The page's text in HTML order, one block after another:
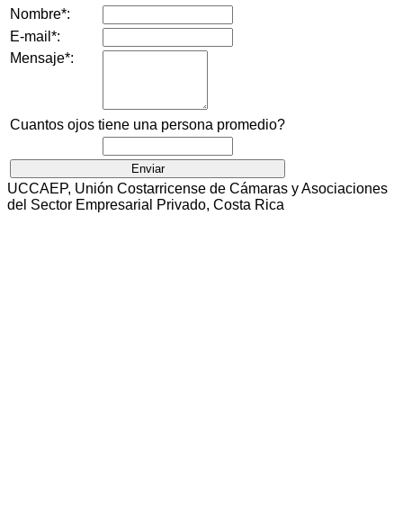
Nombre*:
E-mail*:
Mensaje*:
Cuantos ojos tiene una persona promedio?
UCCAEP, Unión Costarricense de Cámaras y Asociaciones
del Sector Empresarial Privado, Costa Rica